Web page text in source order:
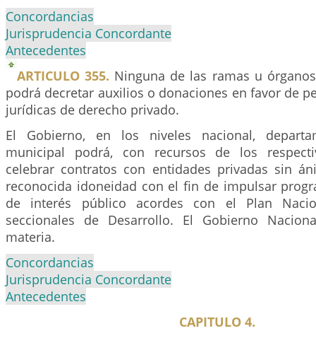
Concordancias
Jurisprudencia Concordante
Antecedentes
ARTICULO 355. Ninguna de las ramas u
podrá decretar auxilios o donaciones en favor de
jurídicas de derecho privado.
El Gobierno, en los niveles nacional,
municipal podrá, con recursos de los
celebrar contratos con entidades privadas sin
reconocida idoneidad con el fin de impulsar
de interés público acordes con el Plan
seccionales de Desarrollo. El Gobierno
materia.
Concordancias
Jurisprudencia Concordante
Antecedentes
CAPITULO 4.